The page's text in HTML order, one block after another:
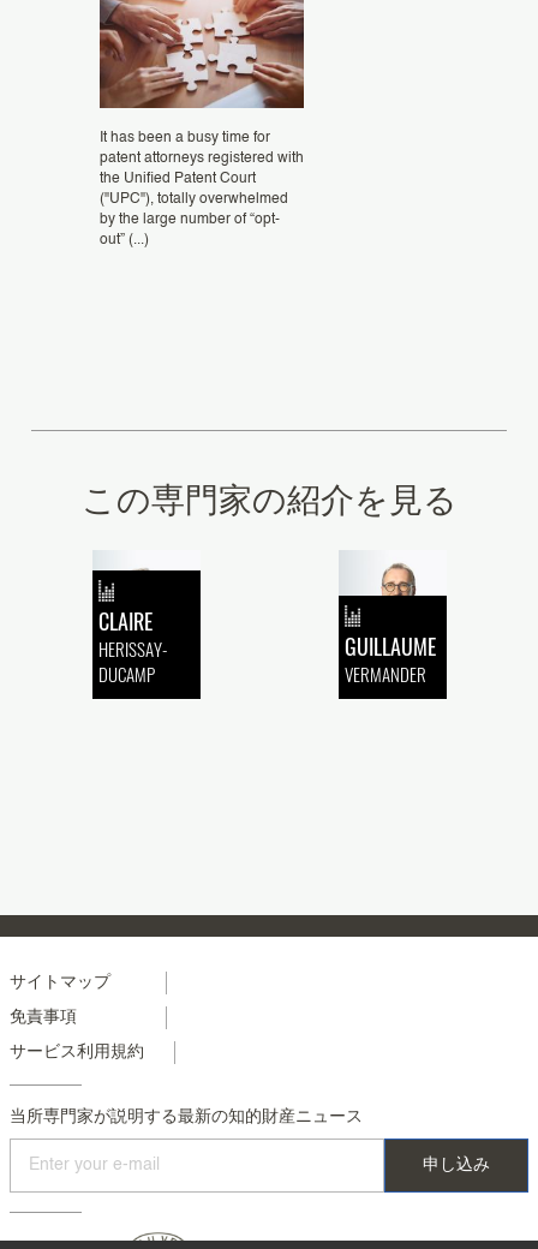
It has been a busy time for
patent attorneys registered with
the Unified Patent Court
("UPC"), totally overwhelmed
by the large number of “opt-
out” (...)
この専門家の紹介を見る
CLAIRE
HERISSAY-
DUCAMP
GUILLAUME
VERMANDER
Menu
footer
colonne
2
サイトマップ
免責事項
サービス利用規約
当所専門家が説明する最新の知的財産ニュース